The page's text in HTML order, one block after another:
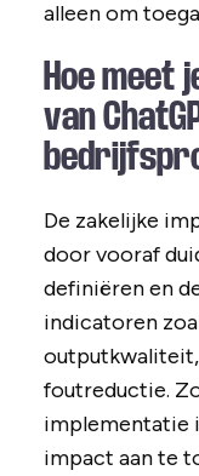
alleen om
Hoe meet
van
De zakelijke
door vooraf
definiëren en
indicatoren
foutreductie.
implementatie
impact aan te